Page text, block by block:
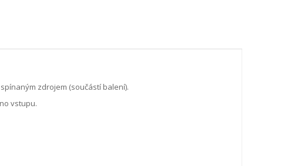
zdrojem (součástí balení).
vstupu.